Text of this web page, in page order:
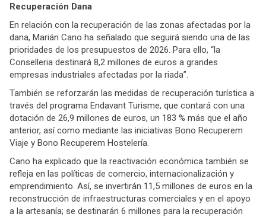
Recuperación Dana
En relación con la recuperación de las zonas afectadas por la
dana, Marián Cano ha señalado que seguirá siendo una de las
prioridades de los presupuestos de 2026. Para ello, “la
Conselleria destinará 8,2 millones de euros a grandes
empresas industriales afectadas por la riada”.
También se reforzarán las medidas de recuperación turística a
través del programa Endavant Turisme, que contará con una
dotación de 26,9 millones de euros, un 183 % más que el año
anterior, así como mediante las iniciativas Bono Recuperem
Viaje y Bono Recuperem Hostelería.
Cano ha explicado que la reactivación económica también se
refleja en las políticas de comercio, internacionalización y
emprendimiento. Así, se invertirán 11,5 millones de euros en la
reconstrucción de infraestructuras comerciales y en el apoyo
a la artesanía; se destinarán 6 millones para la recuperación